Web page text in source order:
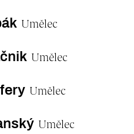
Umělec
Umělec
Umělec
Umělec